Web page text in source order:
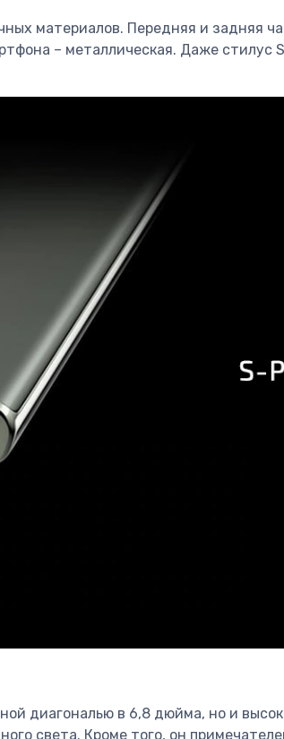
материалов. Передняя и задняя
– металлическая. Даже
диагональю в 6,8 дюйма, но и
света. Кроме того, он